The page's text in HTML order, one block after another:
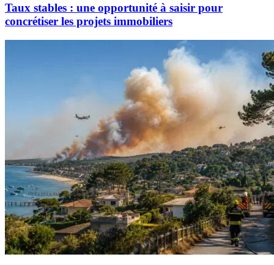
Taux stables : une opportunité à saisir pour
concrétiser les projets immobiliers